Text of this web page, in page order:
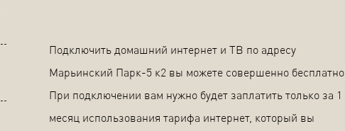
Подключить домашний интернет и ТВ по адресу
Марьинский Парк-5 к2 вы можете совершенно бесплатно.
При подключении вам нужно будет заплатить только за 1
месяц использования тарифа интернет, который вы